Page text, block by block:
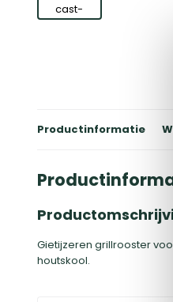
Productinformatie
Gietijzeren grillrooster
houtskool.